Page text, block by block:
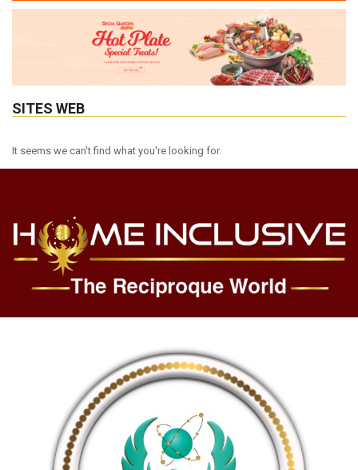
SITES WEB
It seems we can't find what you're looking for.